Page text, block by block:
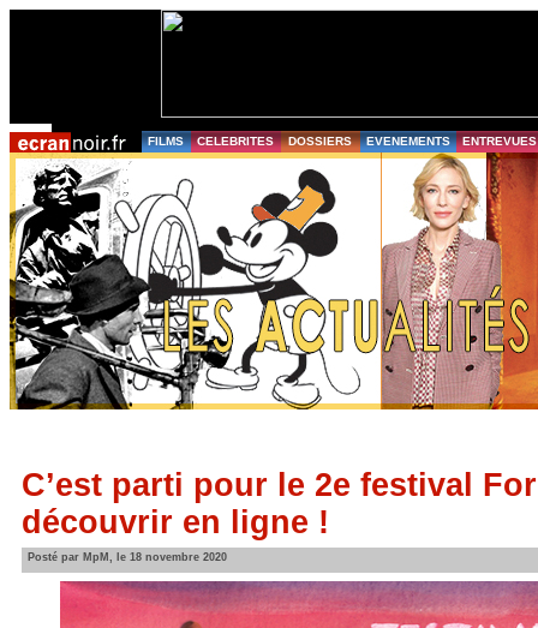
FILMS CELEBRITES DOSSIERS EVENEMENTS ENTREVUES
C’est parti pour le 2e festival
découvrir en ligne !
Posté par MpM, le 18 novembre 2020